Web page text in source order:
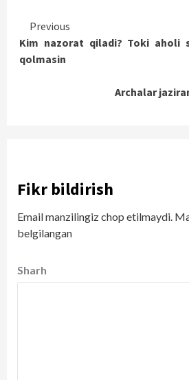
Continue
Reading
Previous
Kim nazorat qiladi? Toki aholi
qolmasin
Archalar
Fikr bildirish
Email manzilingiz chop etilmaydi.
belgilangan
Sharh